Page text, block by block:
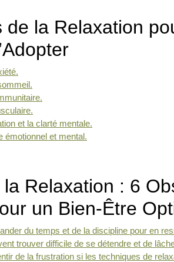
de la Relaxation
et la clarté mentale.
émotionnel et mental.
Relaxation : 6
un Bien-Être
du temps et de la discipline pour en
trouver difficile de se détendre et de
de la frustration si les techniques de